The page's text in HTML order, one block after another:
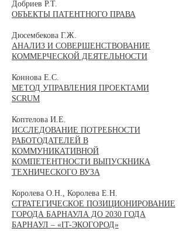
Добриев Р.Т.
ОБЪЕКТЫ ПАТЕНТНОГО ПРАВА
Дюсембекова Г.Ж.
АНАЛИЗ И СОВЕРШЕНСТВОВАНИЕ
КОММЕРЧЕСКОЙ ДЕЯТЕЛЬНОСТИ
Коннова Е.С.
МЕТОД УПРАВЛЕНИЯ ПРОЕКТАМИ
SCRUM
Коптелова И.Е.
ИССЛЕДОВАНИЕ ПОТРЕБНОСТИ
РАБОТОДАТЕЛЕЙ В
КОММУНИКАТИВНОЙ
КОМПЕТЕНТНОСТИ ВЫПУСКНИКА
ТЕХНИЧЕСКОГО ВУЗА
Королева О.Н., Королева Е.Н.
СТРАТЕГИЧЕСКОЕ ПОЗИЦИОНИРОВАНИЕ
ГОРОДА БАРНАУЛА ДО 2030 ГОДА
БАРНАУЛ – «IT-ЭКОГОРОД»